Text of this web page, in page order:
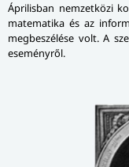
Áprilisban nemzetközi
matematika és az
megbeszélése volt. A
eseményről.